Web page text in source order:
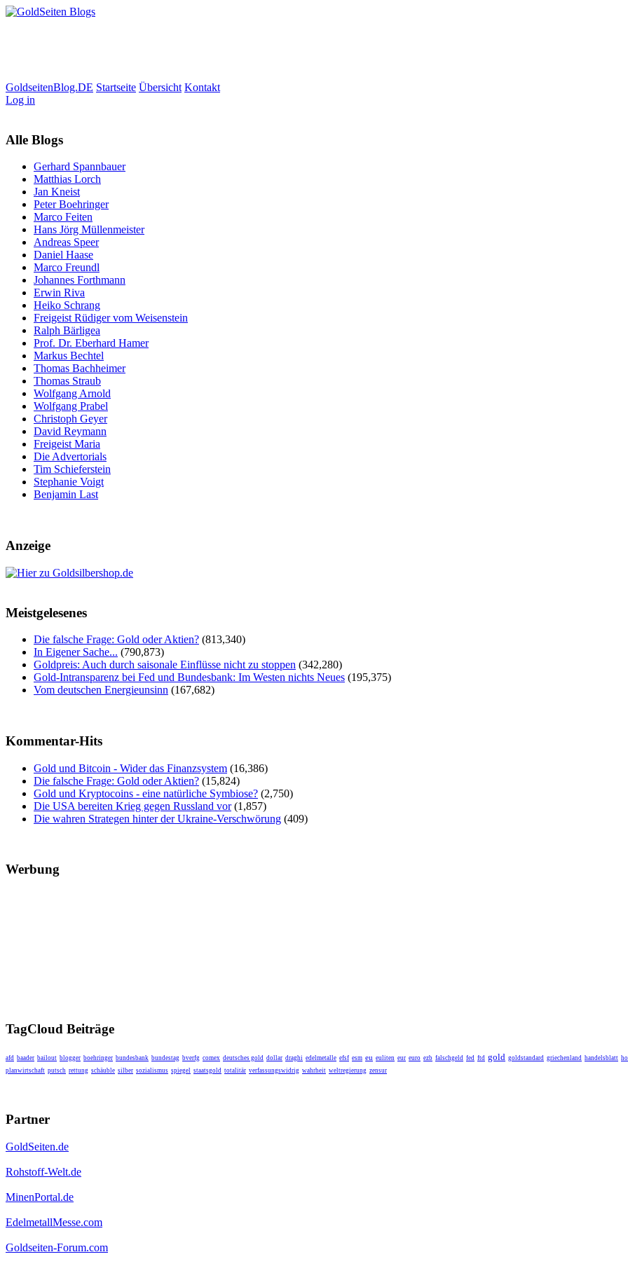
GoldseitenBlog.DE Startseite Übersicht Kontakt
Log in
Alle Blogs
Gerhard Spannbauer
Matthias Lorch
Jan Kneist
Peter Boehringer
Marco Feiten
Hans Jörg Müllenmeister
Andreas Speer
Daniel Haase
Marco Freundl
Johannes Forthmann
Erwin Riva
Heiko Schrang
Freigeist Rüdiger vom Weisenstein
Ralph Bärligea
Prof. Dr. Eberhard Hamer
Markus Bechtel
Thomas Bachheimer
Thomas Straub
Wolfgang Arnold
Wolfgang Prabel
Christoph Geyer
David Reymann
Freigeist Maria
Die Advertorials
Tim Schieferstein
Stephanie Voigt
Benjamin Last
Anzeige
Meistgelesenes
Die falsche Frage: Gold oder Aktien? (813,340)
In Eigener Sache... (790,873)
Goldpreis: Auch durch saisonale Einflüsse nicht zu stoppen (342,280)
Gold-Intransparenz bei Fed und Bundesbank: Im Westen nichts Neues (195,375)
Vom deutschen Energieunsinn (167,682)
Kommentar-Hits
Gold und Bitcoin - Wider das Finanzsystem (16,386)
Die falsche Frage: Gold oder Aktien? (15,824)
Gold und Kryptocoins - eine natürliche Symbiose? (2,750)
Die USA bereiten Krieg gegen Russland vor (1,857)
Die wahren Strategen hinter der Ukraine-Verschwörung (409)
Werbung
TagCloud Beiträge
afd baader bailout blogger boehringer bundesbank bundestag bverfg comex deutsches gold dollar draghi edelmetalle efsf esm eu euliten eur euro ezb falschgeld fed ftd gold goldstandard griechenland handelsblatt
planwirtschaft putsch rettung schäuble silber sozialismus spiegel staatsgold totalitär verfassungswidrig wahrheit weltregierung zensur
Partner
GoldSeiten.de
Rohstoff-Welt.de
MinenPortal.de
EdelmetallMesse.com
Goldseiten-Forum.com